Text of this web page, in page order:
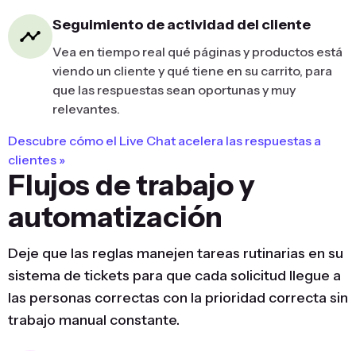
Seguimiento de actividad del cliente
Vea en tiempo real qué páginas y productos está
viendo un cliente y qué tiene en su carrito, para
que las respuestas sean oportunas y muy
relevantes.
Descubre cómo el Live Chat acelera las respuestas a
clientes »
Flujos de trabajo y
automatización
Deje que las reglas manejen tareas rutinarias en su
sistema de tickets para que cada solicitud llegue a
las personas correctas con la prioridad correcta sin
trabajo manual constante.